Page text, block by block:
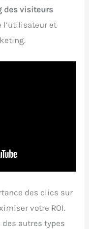
des visiteurs
l’utilisateur et
des clics sur
votre ROI.
autres types